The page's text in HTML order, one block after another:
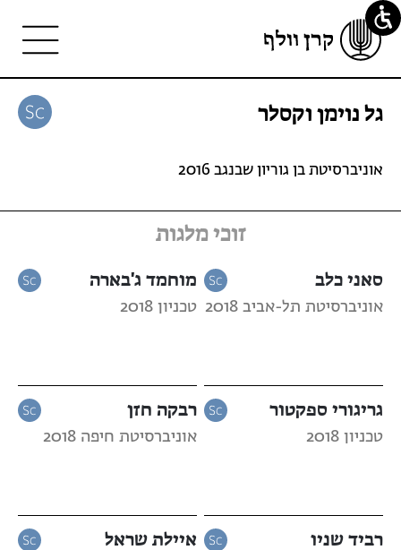
גל נוימן וקסלר
אוניברסיטת בן גוריון שבנגב 2016
זוכי מלגות
סאני כלב
אוניברסיטת תל-אביב 2018
מוחמד ג'בארה
טכניון 2018
גריגורי ספקטור
טכניון 2018
רבקה חזן
אוניברסיטת חיפה 2018
רביד שניו איילת שראל